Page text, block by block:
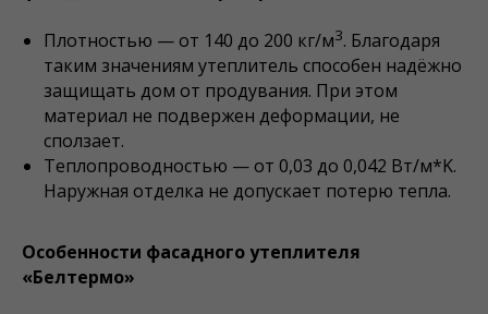
Плотностью — от 140 до 200 кг/м3. Благодаря
таким значениям утеплитель способен надёжно
защищать дом от продувания. При этом
материал не подвержен деформации, не
сползает.
Теплопроводностью — от 0,03 до 0,042 Вт/м*K.
Наружная отделка не допускает потерю тепла.
Особенности фасадного утеплителя
«Белтермо»